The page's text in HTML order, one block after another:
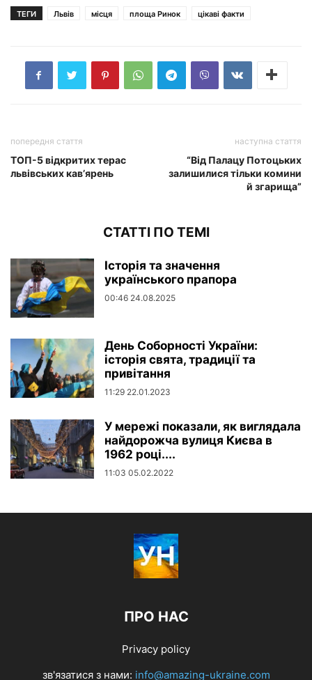
ТЕГИ Львів місця площа Ринок цікаві факти
попередня стаття
ТОП-5 відкритих терас
львівських кав’ярень
наступна стаття
“Від Палацу Потоцьких
залишилися тільки комини
й згарища”
СТАТТІ ПО ТЕМІ
Історія та значення
українського прапора
00:46 24.08.2025
День Соборності України:
історія свята, традиції та
привітання
11:29 22.01.2023
У мережі показали, як виглядала
найдорожча вулиця Києва в
1962 році....
11:03 05.02.2022
ПРО НАС
Privacy policy
зв'язатися з нами: info@amazing-ukraine.com